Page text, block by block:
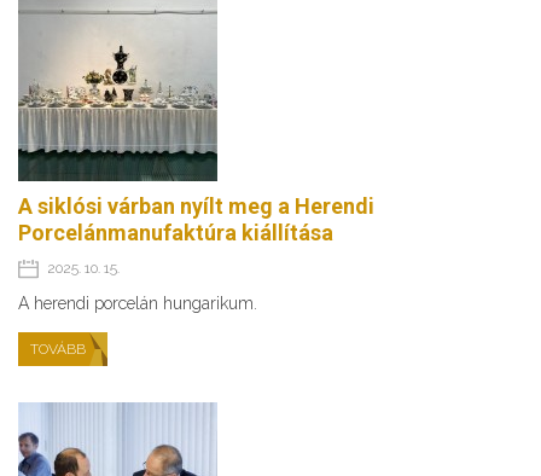
A siklósi várban nyílt meg a Herendi
Porcelánmanufaktúra kiállítása
2025. 10. 15.
A herendi porcelán hungarikum.
TOVÁBB